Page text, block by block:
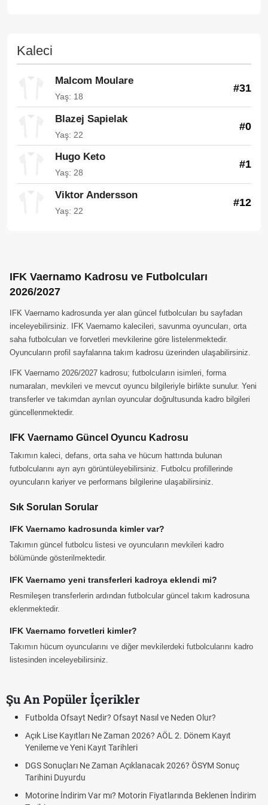
Kaleci
Malcom Moulare
Yaş: 18
#31
Blazej Sapielak
Yaş: 22
#0
Hugo Keto
Yaş: 28
#1
Viktor Andersson
Yaş: 22
#12
IFK Vaernamo Kadrosu ve Futbolcuları
2026/2027
IFK Vaernamo kadrosunda yer alan güncel futbolcuları bu sayfadan
inceleyebilirsiniz. IFK Vaernamo kalecileri, savunma oyuncuları, orta
saha futbolcuları ve forvetleri mevkilerine göre listelenmektedir.
Oyuncuların profil sayfalarına takım kadrosu üzerinden ulaşabilirsiniz.
IFK Vaernamo 2026/2027 kadrosu; futbolcuların isimleri, forma
numaraları, mevkileri ve mevcut oyuncu bilgileriyle birlikte sunulur. Yeni
transferler ve takımdan ayrılan oyuncular doğrultusunda kadro bilgileri
güncellenmektedir.
IFK Vaernamo Güncel Oyuncu Kadrosu
Takımın kaleci, defans, orta saha ve hücum hattında bulunan
futbolcularını ayrı ayrı görüntüleyebilirsiniz. Futbolcu profillerinde
oyuncuların kariyer ve performans bilgilerine ulaşabilirsiniz.
Sık Sorulan Sorular
IFK Vaernamo kadrosunda kimler var?
Takımın güncel futbolcu listesi ve oyuncuların mevkileri kadro
bölümünde gösterilmektedir.
IFK Vaernamo yeni transferleri kadroya eklendi mi?
Resmileşen transferlerin ardından futbolcular güncel takım kadrosuna
eklenmektedir.
IFK Vaernamo forvetleri kimler?
Takımın hücum oyuncularını ve diğer mevkilerdeki futbolcularını kadro
listesinden inceleyebilirsiniz.
Şu An Popüler İçerikler
Ofsayt Nedir? Ofsayt Nasıl ve Neden Olur?
Lise Kayıtları Ne Zaman 2026? AÖL 2. Dönem Kayıt
ve Yeni Kayıt Tarihleri
Sonuçları Ne Zaman Açıklanacak 2026? ÖSYM Sonuç
Duyurdu
İndirim Var mı? Motorin Fiyatlarında Beklenen İndirim
Graz